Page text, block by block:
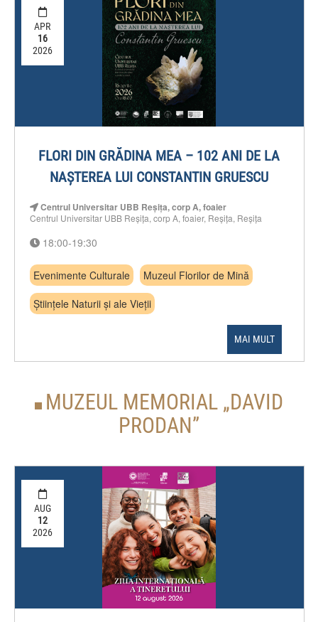
APR
16
2026
FLORI DIN GRĂDINA MEA – 102 ANI DE LA
NAȘTEREA LUI CONSTANTIN GRUESCU
Centrul Universitar UBB Reșița, corp A, foaier
Centrul Universitar UBB Reșița, corp A, foaier, Reșița, Reșița
18:00-19:30
Evenimente Culturale
Muzeul Florilor de Mină
Științele Naturii și ale Vieții
MAI MULT
MUZEUL MEMORIAL „DAVID
PRODAN”
AUG
12
2026